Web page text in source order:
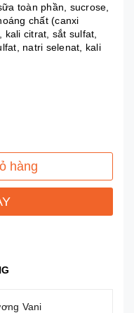
toàn phần, sucrose,
chất (canxi
citrat, sắt sulfat,
natri selenat, kali
hàng
Vani